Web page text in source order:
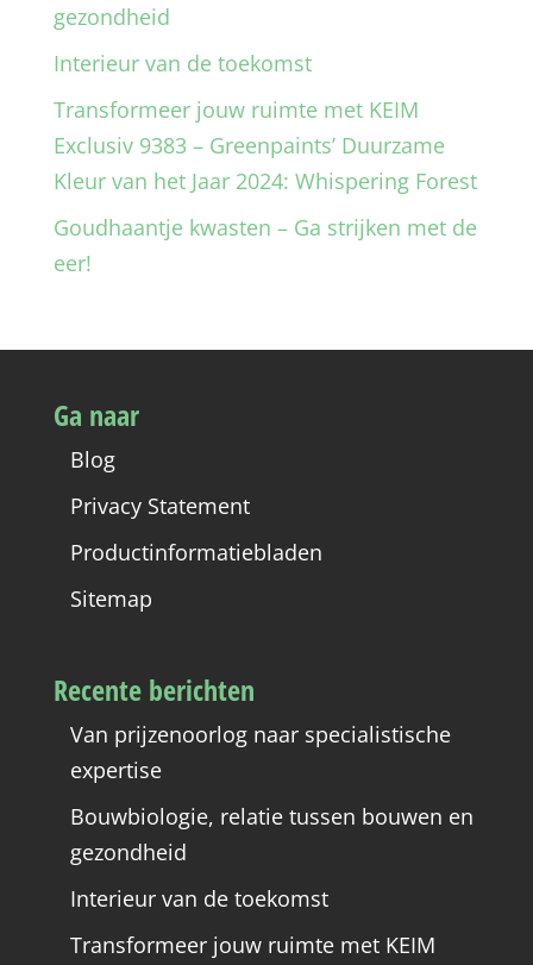
gezondheid
Interieur van de toekomst
Transformeer jouw ruimte met KEIM
Exclusiv 9383 – Greenpaints’ Duurzame
Kleur van het Jaar 2024: Whispering Forest
Goudhaantje kwasten – Ga strijken met de
eer!
Ga naar
Blog
Privacy Statement
Productinformatiebladen
Sitemap
Recente berichten
Van prijzenoorlog naar specialistische
expertise
Bouwbiologie, relatie tussen bouwen en
gezondheid
Interieur van de toekomst
Transformeer jouw ruimte met KEIM